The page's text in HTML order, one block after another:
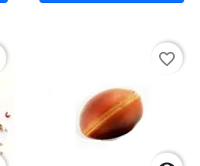
favorite_border